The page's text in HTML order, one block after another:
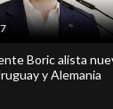
Boric alista
y Alemania